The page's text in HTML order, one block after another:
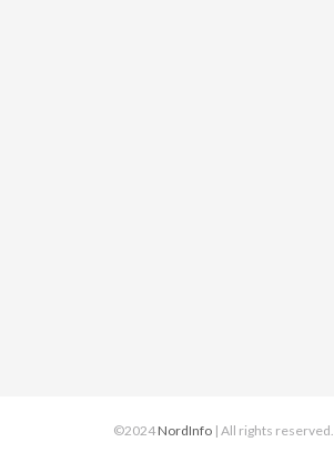
©2024 NordInfo | All rights reserved.